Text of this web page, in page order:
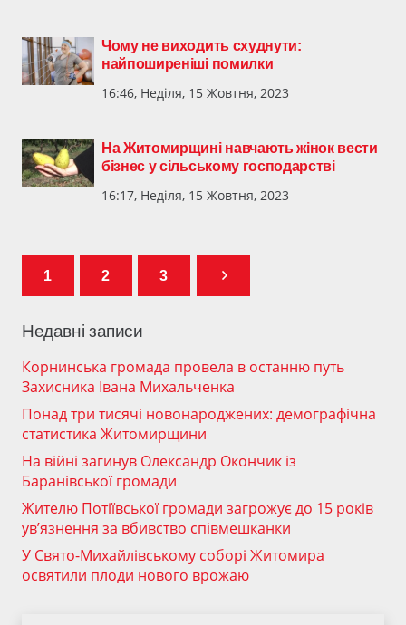
Чому не виходить схуднути:
найпоширеніші помилки
16:46, Неділя, 15 Жовтня, 2023
На Житомирщині навчають жінок вести
бізнес у сільському господарстві
16:17, Неділя, 15 Жовтня, 2023
1 2 3
Недавні записи
Корнинська громада провела в останню путь
Захисника Івана Михальченка
Понад три тисячі новонароджених: демографічна
статистика Житомирщини
На війні загинув Олександр Окончик із
Баранівської громади
Жителю Потіївської громади загрожує до 15 років
ув’язнення за вбивство співмешканки
У Свято-Михайлівському соборі Житомира
освятили плоди нового врожаю